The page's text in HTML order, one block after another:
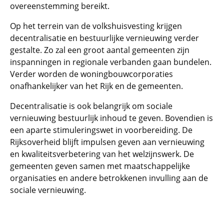
overeenstemming bereikt.
Op het terrein van de volkshuisvesting krijgen
decentralisatie en bestuurlijke vernieuwing verder
gestalte. Zo zal een groot aantal gemeenten zijn
inspanningen in regionale verbanden gaan bundelen.
Verder worden de woningbouwcorporaties
onafhankelijker van het Rijk en de gemeenten.
Decentralisatie is ook belangrijk om sociale
vernieuwing bestuurlijk inhoud te geven. Bovendien is
een aparte stimuleringswet in voorbereiding. De
Rijksoverheid blijft impulsen geven aan vernieuwing
en kwaliteitsverbetering van het welzijnswerk. De
gemeenten geven samen met maatschappelijke
organisaties en andere betrokkenen invulling aan de
sociale vernieuwing.